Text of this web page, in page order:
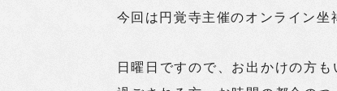
今回は円覚寺主催のオンライン坐
日曜日ですので、お出かけの方